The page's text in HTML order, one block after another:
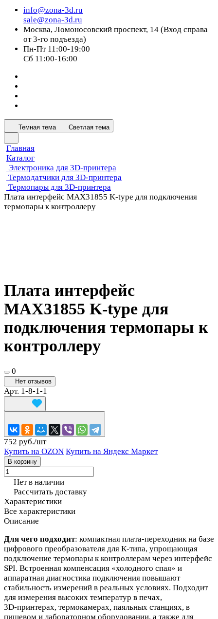
info@zona-3d.ru
sale@zona-3d.ru
Москва, Ломоносовский проспект, 14 (Вход справа
от 3-го подъезда)
Пн-Пт 11:00-19:00
Сб 11:00-16:00
Темная тема Светлая тема
Главная
Каталог
Электроника для 3D-принтера
Термодатчики для 3D-принтера
Термопары для 3D-принтера
Плата интерфейс MAX31855 K-type для подключения
термопары к контроллеру
Плата интерфейс
MAX31855 K-type для
подключения термопары к
контроллеру
0
Нет отзывов
Арт. 1-8-1-1
752 руб./шт
Купить на OZON Купить на Яндекс Маркет
В корзину
Нет в наличии
Рассчитать доставку
Характеристики
Все характеристики
Описание
Для чего подходит: компактная плата‑переходник на базе
цифрового преобразователя для К‑типа, упрощающая
подключение термопары к контроллерам через интерфейс
SPI. Встроенная компенсация «холодного спая» и
аппаратная диагностика подключения повышают
стабильность измерений в реальных условиях. Подходит
для измерения высоких температур в печах,
3D‑принтерах, термокамерах, паяльных станциях, в
пищевом и лабораторном оборудовании, а также для